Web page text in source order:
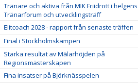
Tränare och aktiva från MIK Friidrott i helgens
Tränarforum och utvecklingsträff
Elitcoach 2028 - rapport från senaste träffen
Final i Stockholmskampen
Starka resultat av Mälarhöjden på
Regionsmästerskapen
Fina insatser på Björknässpelen